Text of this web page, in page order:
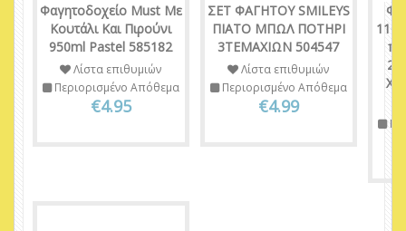
Φαγητοδοχείο Must Με
Κουτάλι Και Πιρούνι
950ml Pastel 585182
Λίστα επιθυμιών
Περιορισμένο Απόθεμα
€4.95
ΣΕΤ ΦΑΓΗΤΟΥ SMILEYS
ΠΙΑΤΟ ΜΠΩΛ ΠΟΤΗΡΙ
3ΤΕΜΑΧΙΩΝ 504547
Λίστα επιθυμιών
Περιορισμένο Απόθεμα
€4.99